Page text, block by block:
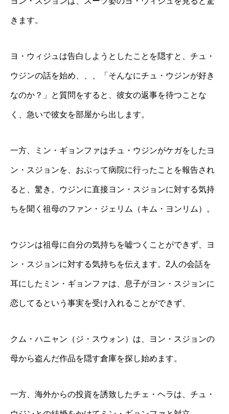
きます。
ヨ・ウィジュは告白しようとしたことを隠すと、チュ・
ウジンの話を始め、、、「そんなにチュ・ウジンが好き
なのか？」と質問をすると、彼女の返事を待つことな
く、急いで彼女を部屋から出します。
一方、ミン・ギョンファはチュ・ウジンがケガをしたヨ
ン・スジョンを、おぶって病院に行ったことを報告され
ると、驚き。ウジンに直接ヨン・スジョンに対する気持
ちを聞く祖母のファン・ジェリム（キム・ヨンリム）。
ウジンは祖母に自分の気持ちを嘘つくことができず、ヨ
ン・スジョンに対する気持ちを伝えます。2人の会話を
耳にしたミン・ギョンファは、息子がヨン・スジョンに
恋してるという事実を受け入れることができず、
クム・ハニャン（ジ・スウォン）は、ヨン・スジョンの
母から盗んだ作品を隠す倉庫を探し始めます。
一方、海外からの投資を誘致したチェ・ヘラは、チュ・